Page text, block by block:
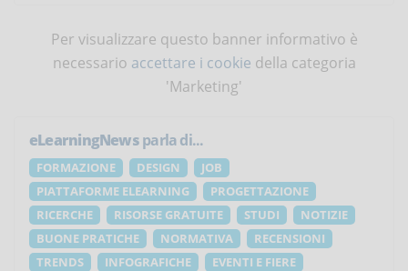
Per visualizzare questo banner informativo è
necessario accettare i cookie della categoria
'Marketing'
eLearningNewsparla di...
FORMAZIONE DESIGN
JOB
PIATTAFORME ELEARNING
PROGETTAZIONE
RICERCHE
RISORSE GRATUITE STUDI
NOTIZIE
BUONE PRATICHE
NORMATIVA
RECENSIONI
TRENDS
INFOGRAFICHE EVENTI E FIERE